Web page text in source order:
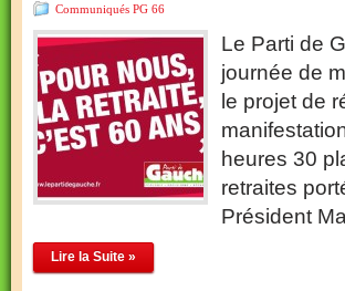
Communiqués PG 66
Le Parti de
journée de
le projet de
heures 30
retraites
Président
Lire la Suite »